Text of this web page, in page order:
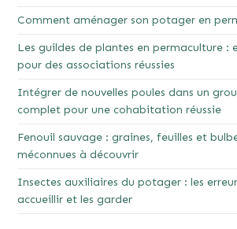
Comment aménager son potager en
Les guildes de plantes en permaculture :
pour des associations réussies
Intégrer de nouvelles poules dans un
complet pour une cohabitation réussie
Fenouil sauvage : graines, feuilles et
méconnues à découvrir
Insectes auxiliaires du potager : les
accueillir et les garder